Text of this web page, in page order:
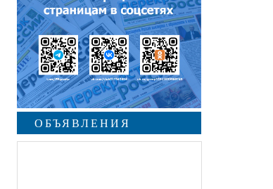
ОБЪЯВЛЕНИЯ